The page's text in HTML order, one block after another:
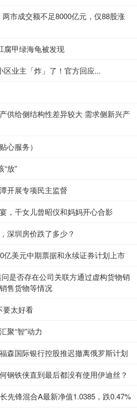
市成交额不足8000亿元，仅88股涨
腐甲绿海龟被发现
区业主「炸」了！官方回应...
供给侧结构性差异较大 需求侧新兴产
心服务）
“放”
开展专项民主监督
，干女儿曾昭仪和妈妈开心合影
深圳房价跌了多少？
亿美元中期票据和永续证券计划上市
是否存在公司关联方通过虚构货物销
售货物等情况
要太好看
聚“智”动力
森国际银行控股推迟撤离俄罗斯计划
钢铁侠直到最后都没有使用伊迪丝？
先锋混合A最新净值1.0385，跌0.47%